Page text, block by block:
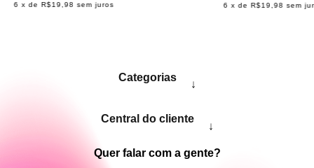
6 x de R$19,98 sem juros 6 x de R$19,98 sem
Categorias
↓
Central do cliente
↓
Quer falar com a gente?